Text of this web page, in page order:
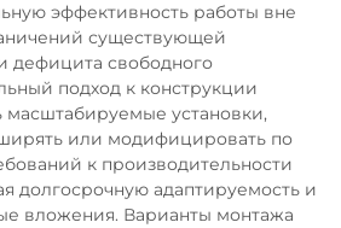
эффективность работы вне
существующей
дефицита свободного
подход к конструкции
масштабируемые установки,
или модифицировать по
к производительности
долгосрочную адаптируемость и
вложения. Варианты монтажа